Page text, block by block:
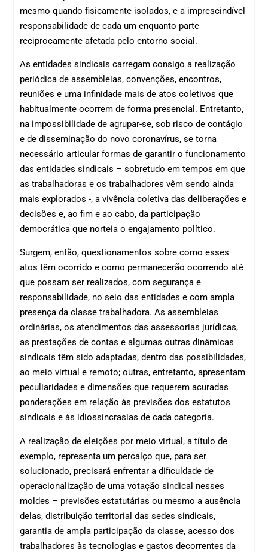
mesmo quando fisicamente isolados, e a imprescindível
responsabilidade de cada um enquanto parte
reciprocamente afetada pelo entorno social.
As entidades sindicais carregam consigo a realização
periódica de assembleias, convenções, encontros,
reuniões e uma infinidade mais de atos coletivos que
habitualmente ocorrem de forma presencial. Entretanto,
na impossibilidade de agrupar-se, sob risco de contágio
e de disseminação do novo coronavírus, se torna
necessário articular formas de garantir o funcionamento
das entidades sindicais – sobretudo em tempos em que
as trabalhadoras e os trabalhadores vêm sendo ainda
mais explorados -, a vivência coletiva das deliberações e
decisões e, ao fim e ao cabo, da participação
democrática que norteia o engajamento político.
Surgem, então, questionamentos sobre como esses
atos têm ocorrido e como permanecerão ocorrendo até
que possam ser realizados, com segurança e
responsabilidade, no seio das entidades e com ampla
presença da classe trabalhadora. As assembleias
ordinárias, os atendimentos das assessorias jurídicas,
as prestações de contas e algumas outras dinâmicas
sindicais têm sido adaptadas, dentro das possibilidades,
ao meio virtual e remoto; outras, entretanto, apresentam
peculiaridades e dimensões que requerem acuradas
ponderações em relação às previsões dos estatutos
sindicais e às idiossincrasias de cada categoria.
A realização de eleições por meio virtual, a título de
exemplo, representa um percalço que, para ser
solucionado, precisará enfrentar a dificuldade de
operacionalização de uma votação sindical nesses
moldes – previsões estatutárias ou mesmo a ausência
delas, distribuição territorial das sedes sindicais,
garantia de ampla participação da classe, acesso dos
trabalhadores às tecnologias e gastos decorrentes da